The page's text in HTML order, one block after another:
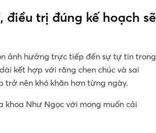
trị đúng kế hoạch sẽ
ảnh hưởng trực tiếp đến sự tự tin trong
kết hợp với răng chen chúc và sai
trở nên khó khăn hơn từng ngày.
khoa Như Ngọc với mong muốn cải